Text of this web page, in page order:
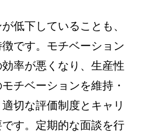
低下していることも、
です。モチベーション
率が悪くなり、生産性
チベーションを維持・
切な評価制度とキャリ
す。定期的な面談を行